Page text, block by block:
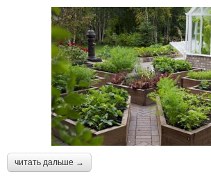
читать дальше →